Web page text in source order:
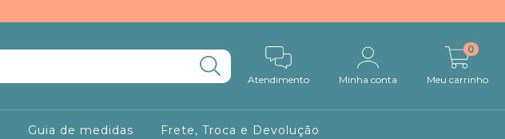
Atendimento Minha conta Meu carrinho
0
Guia de medidas Frete, Troca e Devolução